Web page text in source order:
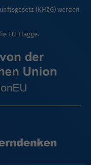
(KHZG) werden
EU-Flagge.